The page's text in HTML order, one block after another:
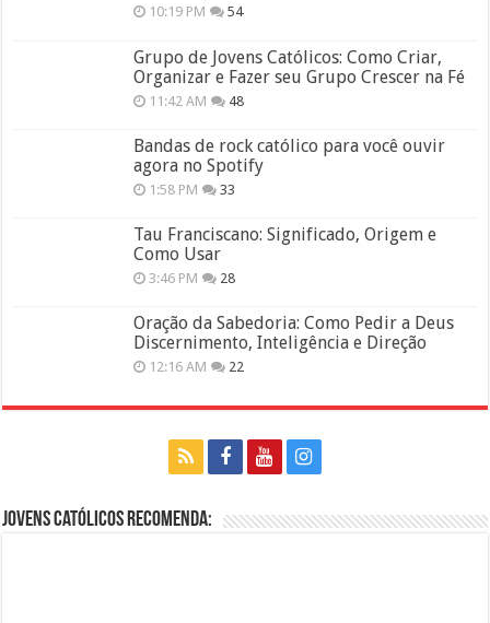
10:19 PM 54
Grupo de Jovens Católicos: Como Criar,
Organizar e Fazer seu Grupo Crescer na Fé
11:42 AM 48
Bandas de rock católico para você ouvir
agora no Spotify
1:58 PM 33
Tau Franciscano: Significado, Origem e
Como Usar
3:46 PM 28
Oração da Sabedoria: Como Pedir a Deus
Discernimento, Inteligência e Direção
12:16 AM 22
Jovens Católicos Recomenda: